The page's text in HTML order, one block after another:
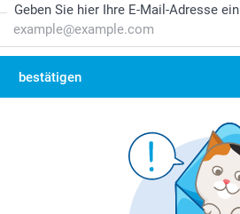
Geben Sie hier Ihre E-Mail-Adresse ein
bestätigen